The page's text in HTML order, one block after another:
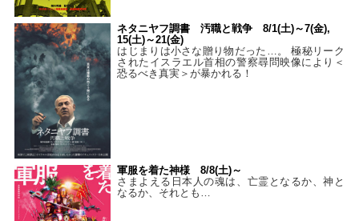
ネタニヤフ調書 汚職と戦争 8/1(土)～7(金),
15(土)～21(金)
はじまりは小さな贈り物だった…。 極秘リーク
されたイスラエル首相の警察尋問映像により＜
恐るべき真実＞が暴かれる！
軍服を着た神様 8/8(土)～
さまよえる日本人の魂は、亡霊となるか、神と
なるか、それとも…